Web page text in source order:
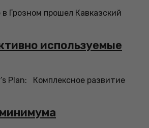
Грозном прошел Кавказский
используемые
Plan: Комплексное развитие